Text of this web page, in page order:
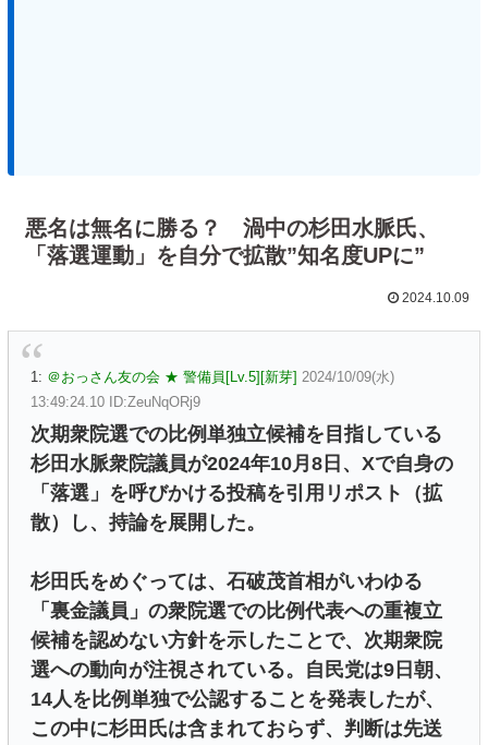
悪名は無名に勝る？ 渦中の杉田水脈氏、
「落選運動」を自分で拡散”知名度UPに”
2024.10.09
1: ＠おっさん友の会 ★ 警備員[Lv.5][新芽] 2024/10/09(水)
13:49:24.10 ID:ZeuNqORj9
次期衆院選での比例単独立候補を目指している
杉田水脈衆院議員が2024年10月8日、Xで自身の
「落選」を呼びかける投稿を引用リポスト（拡
散）し、持論を展開した。
杉田氏をめぐっては、石破茂首相がいわゆる
「裏金議員」の衆院選での比例代表への重複立
候補を認めない方針を示したことで、次期衆院
選への動向が注視されている。自民党は9日朝、
14人を比例単独で公認することを発表したが、
この中に杉田氏は含まれておらず、判断は先送